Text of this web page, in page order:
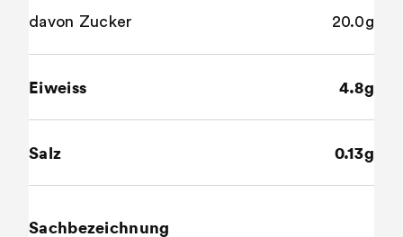
davon Zucker 20.0g
Eiweiss 4.8g
Salz 0.13g
Sachbezeichnung